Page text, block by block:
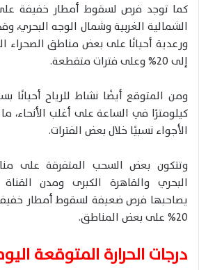
كما توجد فرص لسقوط أمطار خفيفة
الشمالية الغربية وشمال الوجه
ورعدية أحيانًا على بعض مناطق الصحراء
إلى 20% وعلى فترات متقطعة.
كيلومترًا في الساعة على أغلب
الأجواء نسبيًا خلال بعض الفترات.
وتتكون بعض السحب المتفرقة على
البحري والقاهرة الكبرى ومدن
يصاحبها فرص ضعيفة لسقوط أمطار
20% على بعض المناطق.
درجات الحرارة المتوقعة